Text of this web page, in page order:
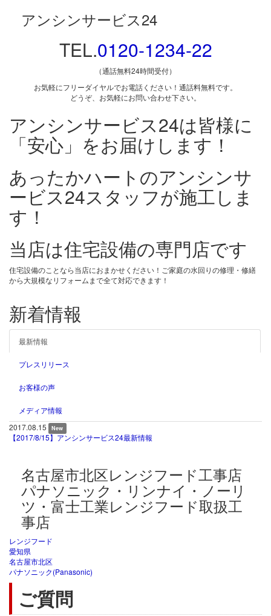
アンシンサービス24
TEL.0120-1234-22
（通話無料24時間受付）
お気軽にフリーダイヤルでお電話ください！通話料無料です。
どうぞ、お気軽にお問い合わせ下さい。
アンシンサービス24は皆様に
「安心」をお届けします！
あったかハートのアンシンサ
ービス24スタッフが施工しま
す！
当店は住宅設備の専門店です
住宅設備のことなら当店におまかせください！ご家庭の水回りの修理・修繕
から大規模なリフォームまで全て対応できます！
新着情報
最新情報
プレスリリース
お客様の声
メディア情報
2017.08.15
New
【2017/8/15】アンシンサービス24最新情報
名古屋市北区レンジフード工事店
パナソニック・リンナイ・ノーリ
ツ・富士工業レンジフード取扱工
事店
レンジフード
愛知県
名古屋市北区
パナソニック(Panasonic)
ご質問